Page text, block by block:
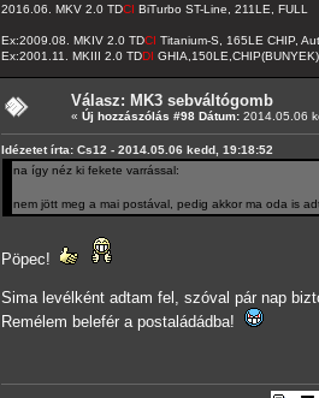
2016.06. MKV 2.0 TDCI BiTurbo ST-Line, 211LE, FULL
Ex:2009.08. MKIV 2.0 TDCI Titanium-S, 165LE CHIP,
Ex:2001.11. MKIII 2.0 TDDI
Válasz: MK3 sebváltógomb
« Új hozzászólás #98 Dátum: 2014.05.06
Idézetet írta: Cs12 - 2014.05.06 kedd, 19:18:52
na így néz ki fekete varrással:
nem jött meg a mai postával, pedig akkor ma oda is
Pöpec!
Sima levélként adtam fel, szóval pár nap
Remélem belefér a postaládádba!